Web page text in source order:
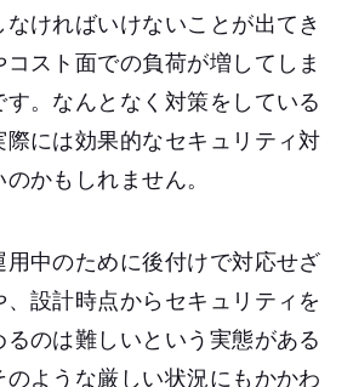
ければいけないことが出てき
スト面での負荷が増してしま
す。なんとなく対策をしている
際には効果的なセキュリティ対
かもしれません。
中のために後付けで対応せざ
設計時点からセキュリティを
のは難しいという実態がある
ような厳しい状況にもかかわ